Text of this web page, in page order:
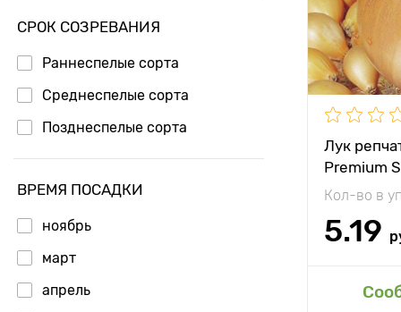
СРОК СОЗРЕВАНИЯ
Раннеспелые сорта
Среднеспелые сорта
Позднеспелые сорта
ВРЕМЯ ПОСАДКИ
ноябрь
март
апрель
Лук
Premium
Кол-во в
5.19
Период
Вес плода